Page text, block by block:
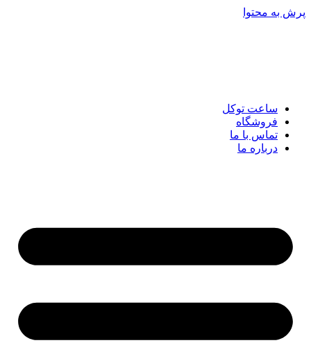
پرش به محتوا
ساعت توکل
فروشگاه
تماس با ما
درباره ما